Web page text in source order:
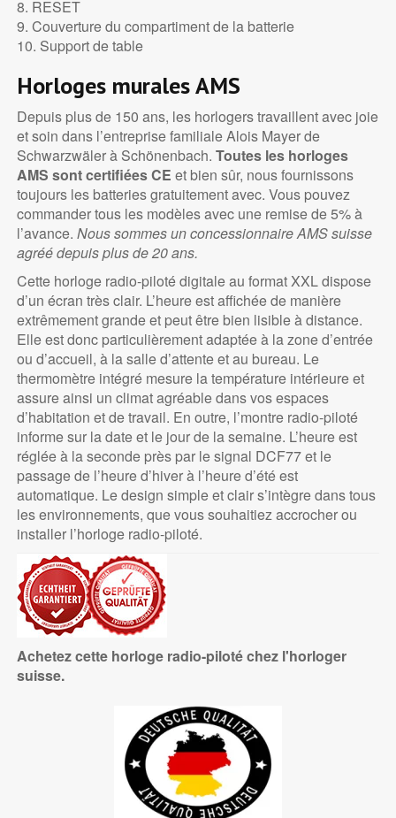
8. RESET
9. Couverture du compartiment de la batterie
10. Support de table
Horloges murales AMS
Depuis plus de 150 ans, les horlogers travaillent avec joie
et soin dans l’entreprise familiale Alois Mayer de
Schwarzwäler à Schönenbach. Toutes les horloges
AMS sont certifiées CE et bien sûr, nous fournissons
toujours les batteries gratuitement avec. Vous pouvez
commander tous les modèles avec une remise de 5% à
l’avance. Nous sommes un concessionnaire AMS suisse
agréé depuis plus de 20 ans.
Cette horloge radio-piloté digitale au format XXL dispose
d’un écran très clair. L’heure est affichée de manière
extrêmement grande et peut être bien lisible à distance.
Elle est donc particulièrement adaptée à la zone d’entrée
ou d’accueil, à la salle d’attente et au bureau. Le
thermomètre intégré mesure la température intérieure et
assure ainsi un climat agréable dans vos espaces
d’habitation et de travail. En outre, l’montre radio-piloté
informe sur la date et le jour de la semaine. L’heure est
réglée à la seconde près par le signal DCF77 et le
passage de l’heure d’hiver à l’heure d’été est
automatique. Le design simple et clair s’intègre dans tous
les environnements, que vous souhaitiez accrocher ou
installer l’horloge radio-piloté.
Achetez cette horloge radio-piloté chez l'horloger
suisse.